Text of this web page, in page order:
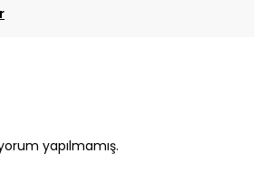
yapılmamış.